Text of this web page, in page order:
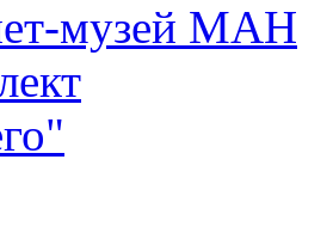
музей МАН